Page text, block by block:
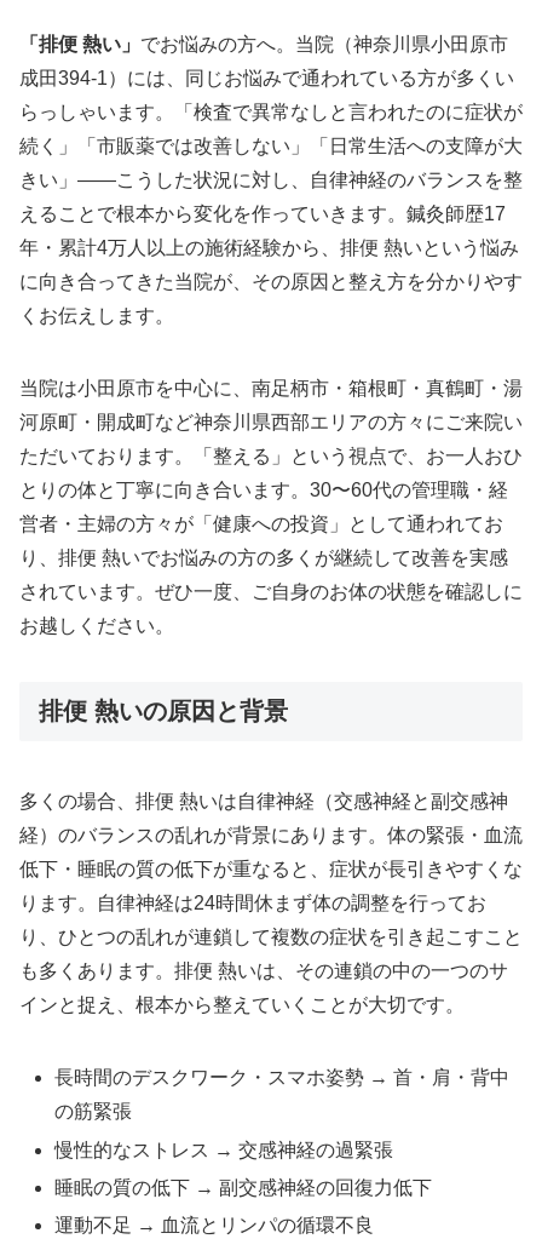
「排便 熱い」 でお悩みの方へ。当院（神奈川県小田原市
成田394-1）には、同じお悩みで通われている方が多くい
らっしゃいます。「検査で異常なしと言われたのに症状が
続く」「市販薬では改善しない」「日常生活への支障が大
きい」——こうした状況に対し、自律神経のバランスを整
えることで根本から変化を作っていきます。鍼灸師歴17
年・累計4万人以上の施術経験から、排便 熱いという悩み
に向き合ってきた当院が、その原因と整え方を分かりやす
くお伝えします。
当院は小田原市を中心に、南足柄市・箱根町・真鶴町・湯
河原町・開成町など神奈川県西部エリアの方々にご来院い
ただいております。「整える」という視点で、お一人おひ
とりの体と丁寧に向き合います。30〜60代の管理職・経
営者・主婦の方々が「健康への投資」として通われてお
り、排便 熱いでお悩みの方の多くが継続して改善を実感
されています。ぜひ一度、ご自身のお体の状態を確認しに
お越しください。
排便 熱いの原因と背景
多くの場合、排便 熱いは自律神経（交感神経と副交感神
経）のバランスの乱れが背景にあります。体の緊張・血流
低下・睡眠の質の低下が重なると、症状が長引きやすくな
ります。自律神経は24時間休まず体の調整を行ってお
り、ひとつの乱れが連鎖して複数の症状を引き起こすこと
も多くあります。排便 熱いは、その連鎖の中の一つのサ
インと捉え、根本から整えていくことが大切です。
長時間のデスクワーク・スマホ姿勢 → 首・肩・背中
の筋緊張
慢性的なストレス → 交感神経の過緊張
睡眠の質の低下 → 副交感神経の回復力低下
運動不足 → 血流とリンパの循環不良